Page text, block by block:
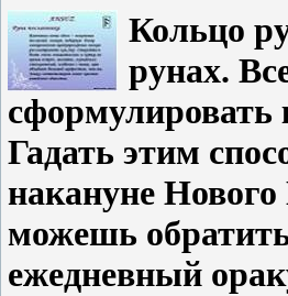
Кольцо
рунах.
сформулировать
Гадать этим
накануне
можешь
ежедневный